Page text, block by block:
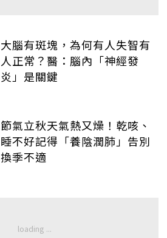
大腦有斑塊，為何有人失智有
人正常？醫：腦內「神經發
炎」是關鍵
節氣立秋天氣熱又燥！乾咳、
睡不好記得「養陰潤肺」告別
換季不適